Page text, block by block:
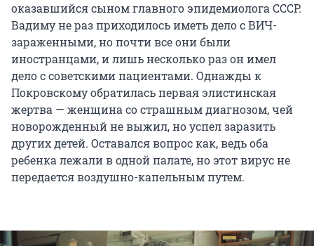
оказавшийся сыном главного эпидемиолога СССР.
Вадиму не раз приходилось иметь дело с ВИЧ-
зараженными, но почти все они были
иностранцами, и лишь несколько раз он имел
дело с советскими пациентами. Однажды к
Покровскому обратилась первая элистинская
жертва — женщина со страшным диагнозом, чей
новорожденный не выжил, но успел заразить
других детей. Оставался вопрос как, ведь оба
ребенка лежали в одной палате, но этот вирус не
передается воздушно-капельным путем.